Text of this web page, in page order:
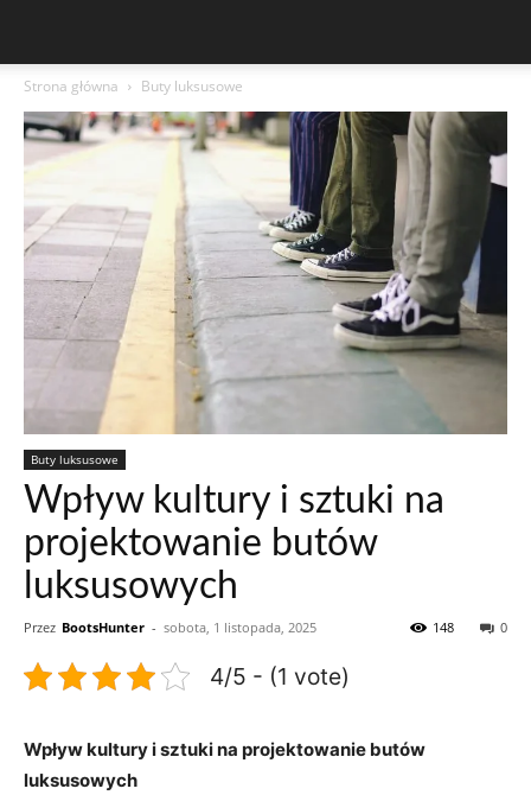
Strona główna Buty luksusowe
Buty luksusowe
Wpływ kultury i sztuki na
projektowanie butów
luksusowych
Przez BootsHunter - sobota, 1 listopada, 2025 0
148
4/5 - (1 vote)
Wpływ kultury i sztuki na projektowanie butów
luksusowych